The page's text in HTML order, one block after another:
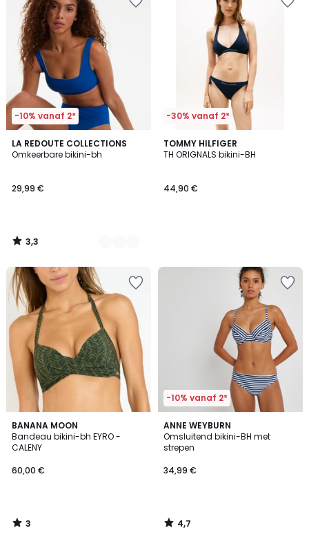
-10% vanaf 2*
LA REDOUTE COLLECTIONS
Omkeerbare bikini-bh
29,99 €
3,3
/ 5
2
Kleuren
3,3
/
-30% vanaf 2*
TOMMY HILFIGER
TH ORIGNALS bikini-BH
44,90 €
BANANA MOON
Bandeau bikini-bh EYRO -
CALENY
60,00 €
3
/
5
3
/
-10% vanaf 2*
ANNE WEYBURN
Omsluitend bikini-BH met
strepen
34,99 €
4,7
/ 5
4,7
/